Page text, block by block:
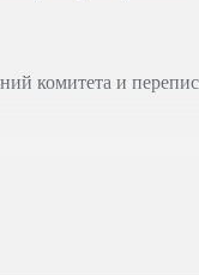
комитета и